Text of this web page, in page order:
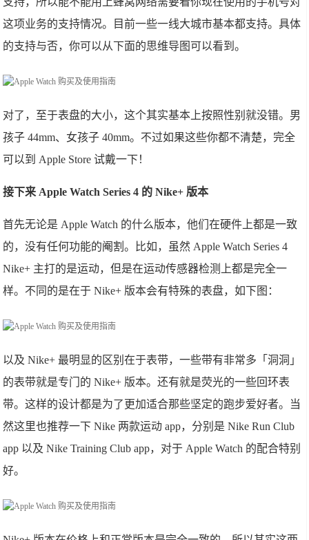
这项业务的支持情况。目前一些一线大城市基本都支持。具体
的支持与否，你可以从下面的思维导图可以看到。
对了，至于表盘的大小，这个其实基本上按照性别就没错。男
孩子 44mm、女孩子 40mm。不过如果这些你都不清楚，完全
可以到 Apple Store 试戴一下！
接下来 Apple Watch Series 4 的 Nike+ 版本
首先无论是 Apple Watch 的什么版本，他们在硬件上都是一致
的，没有任何功能的阉割。比如，虽然 Apple Watch Series 4
Nike+ 主打的是运动，但是在运动传感器检测上都是完全一
样。不同的是在于 Nike+ 版本会有特殊的表盘，如下图：
以及 Nike+ 最明显的区别在于表带，一些带有非常多「洞洞」
的表带就是专门的 Nike+ 版本。还有就是荧光的一些回环表
带。这样的设计都是为了更加适合那些坚定的跑步爱好者。当
然这里也推荐一下 Nike 两款运动 app，分别是 Nike Run Club
app 以及 Nike Training Club app，对于 Apple Watch 的配合特别
好。